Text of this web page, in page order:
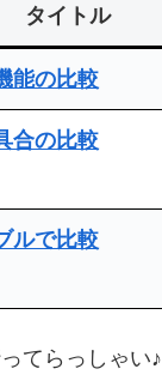
タイトル
能の比較
合の比較
ルで比較
てらっしゃい♪